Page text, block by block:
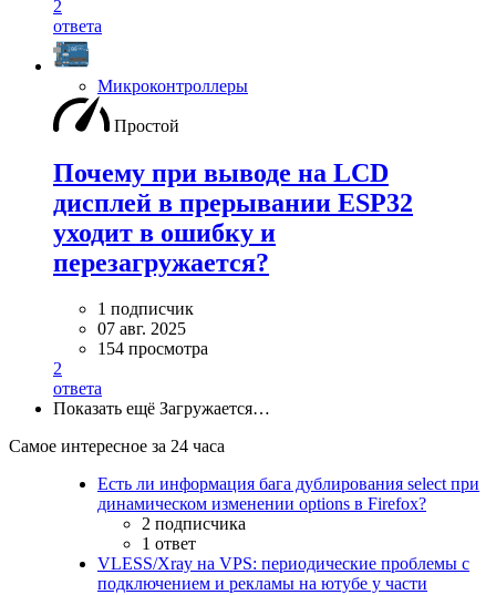
2
ответа
Микроконтроллеры
Простой
Почему при выводе на LCD
дисплей в прeрывании ESP32
уходит в ошибку и
перезагружается?
1 подписчик
07 авг. 2025
154 просмотра
2
ответа
Показать ещё Загружается…
Самое интересное за 24 часа
Есть ли информация бага дублирования select при
динамическом изменении options в Firefox?
2 подписчика
1 ответ
VLESS/Xray на VPS: периодические проблемы с
подключением и рекламы на ютубе у части